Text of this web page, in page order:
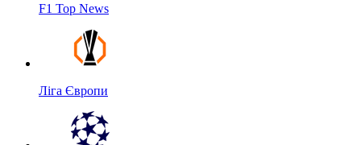
F1 Top News
Ліга Європи